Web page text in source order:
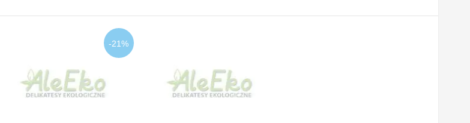
-21%